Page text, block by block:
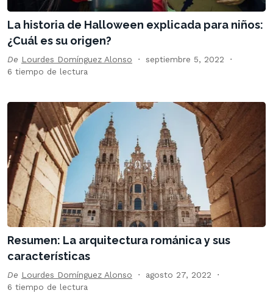
La historia de Halloween explicada para niños:
¿Cuál es su origen?
De Lourdes Domínguez Alonso
septiembre 5, 2022
6 tiempo de lectura
Resumen: La arquitectura románica y sus
características
De Lourdes Domínguez Alonso
agosto 27, 2022
6 tiempo de lectura